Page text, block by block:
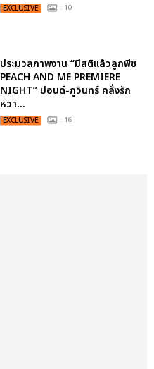
EXCLUSIVE : 10
ประมวลภาพงาน “มีสติแล้วลูกพีช
PEACH AND ME PREMIERE
NIGHT” ปอนด์-ภูวินทร์ คลั่งรัก
หวา...
EXCLUSIVE : 16